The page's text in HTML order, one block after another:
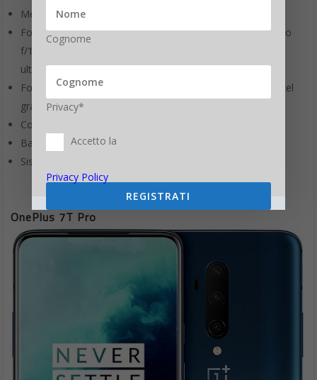
Memoria interna da 256 GB espandibile;
Fotocamera posteriore tripla da 48 megapixel grandangolo
f/1.7 + 13 megapixel telefoto f/3 + 8 megapixel
ultragrandangolo f/2.2;
Fotocamera anteriore pop-up motorizzata da 16 megapixel
grandangolo f/2;
Connettività Wi-Fi 802.11 a/b/g/n/ac, Bluetooth 5, NFC;
Batteria da 4065 mAh;
Sistema operativo nativo Android 9.
OnePlus 7T Pro
Cognome
Privacy*
Accetto la
Privacy Policy
REGISTRATI